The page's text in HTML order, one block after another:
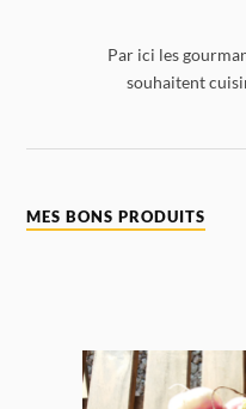
Par ici les
souhaitent
MES BONS PRODUITS